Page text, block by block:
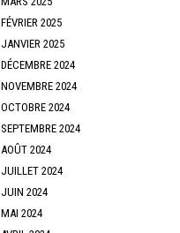
FÉVRIER 2025
JANVIER 2025
DÉCEMBRE 2024
NOVEMBRE 2024
OCTOBRE 2024
SEPTEMBRE 2024
AOÛT 2024
JUILLET 2024
JUIN 2024
MAI 2024